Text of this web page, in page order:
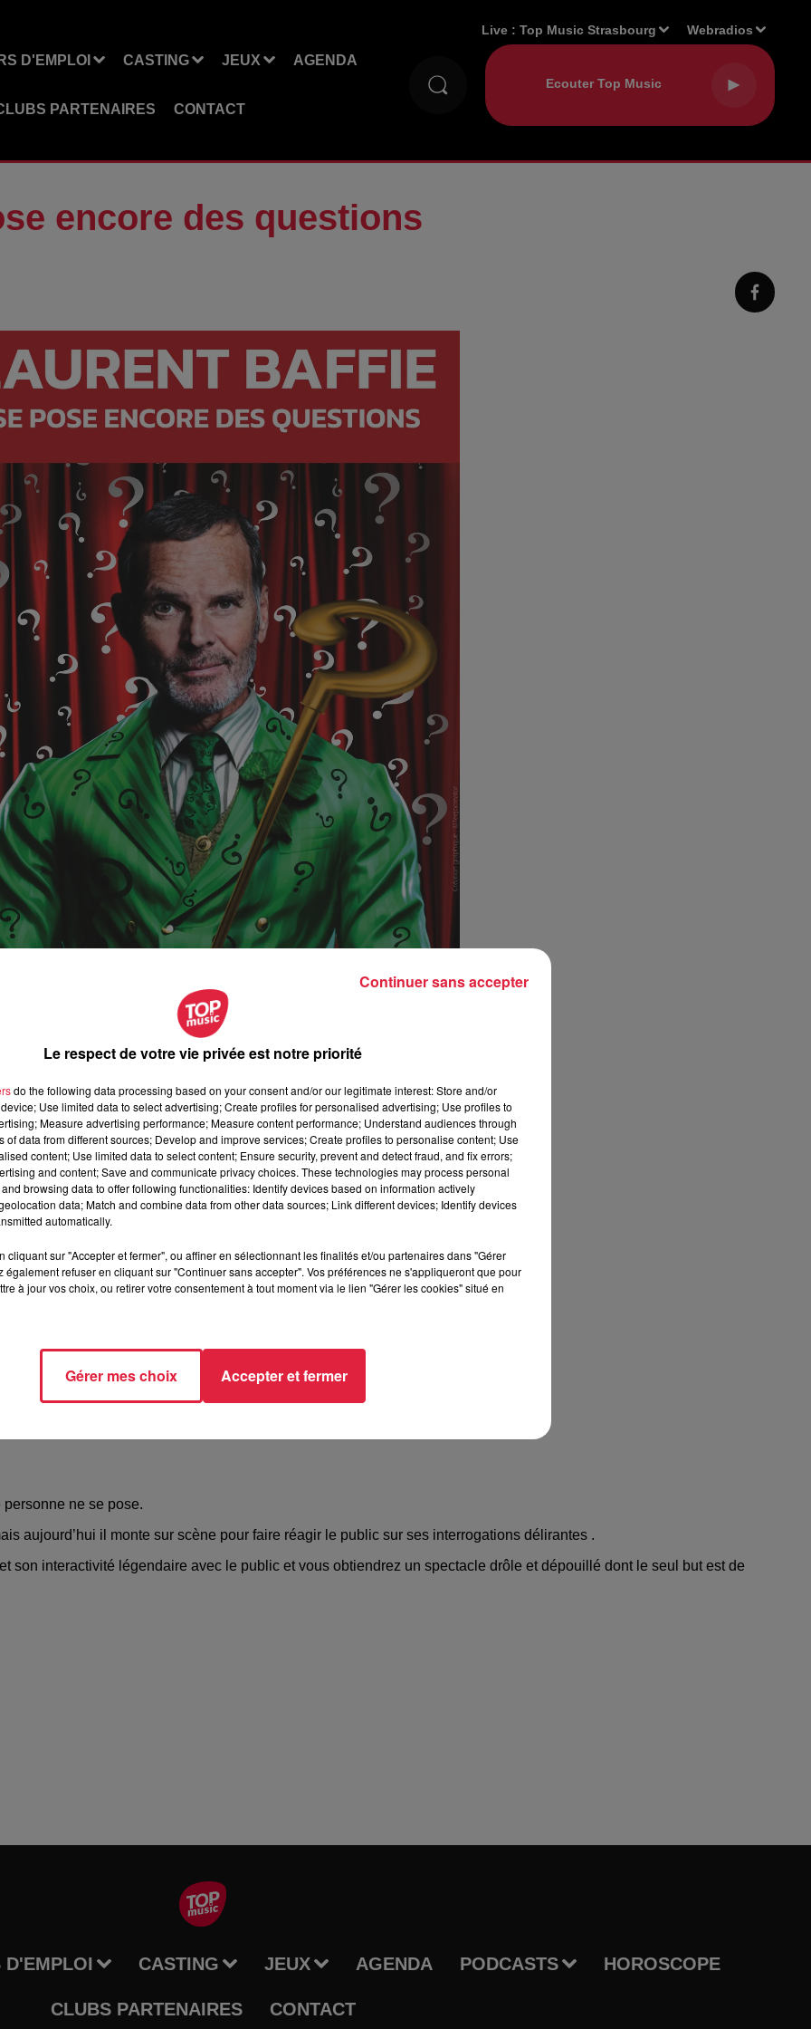
D'EMPLOI CASTING JEUX AGENDA
PARTENAIRES CONTACT
Live :Top Music Strasbourg Webradios
encore des questions
2024 à 20h30
2024 à 23h00
Graffenstaden
Ever Production
ne se pose.
aujourd’hui il monte sur scène pour faire réagir le public sur ses interrogations délirantes .
son interactivité légendaire avec le public et vous obtiendrez un spectacle drôle et dépouillé dont le seul but est de
D'EMPLOI CASTING JEUX AGENDA PODCASTS HOROSCOPE
CLUBS PARTENAIRES CONTACT
Le respect de votre vie privée est notre priorité
do the following data processing based on your consent and/or our legitimate interest: Store and/or
Use limited data to select advertising; Create profiles for personalised advertising; Use profiles to
Measure advertising performance; Measure content performance; Understand audiences through
of data from different sources; Develop and improve services; Create profiles to personalise content; Use
content; Use limited data to select content; Ensure security, prevent and detect fraud, and fix errors;
and content; Save and communicate privacy choices. These technologies may process personal
browsing data to offer following functionalities: Identify devices based on information actively
data; Match and combine data from other data sources; Link different devices; Identify devices
automatically.
cliquant sur "Accepter et fermer", ou affiner en sélectionnant les finalités et/ou partenaires dans "Gérer
également refuser en cliquant sur "Continuer sans accepter". Vos préférences ne s'appliqueront que pour
à jour vos choix, ou retirer votre consentement à tout moment via le lien "Gérer les cookies" situé en
Gérer mes choix Accepter et fermer
Continuer sans accepter